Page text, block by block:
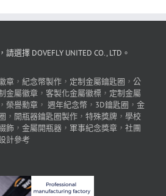
選擇 DOVEFLY UNITED CO., LTD。
章 ， 紀念幣製作 ， 定制金屬鑰匙圈 ， 公
金屬徽章 ， 客製化金屬徽標 ， 定制金屬
， 榮譽勳章 ， 週年紀念幣 ， 3D鑰匙圈 ， 金
， 開瓶器鑰匙圈製作 ， 特殊獎牌 ， 學校
飾 ， 金屬開瓶器 ， 軍事紀念獎章 ， 社團
計參考